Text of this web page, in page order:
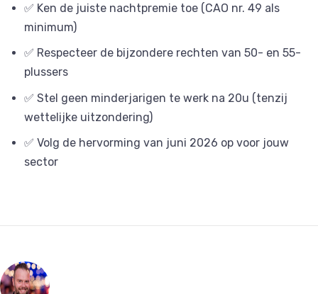
✅ Ken de juiste nachtpremie toe (CAO nr. 49 als
minimum)
✅ Respecteer de bijzondere rechten van 50- en 55-
plussers
✅ Stel geen minderjarigen te werk na 20u (tenzij
wettelijke uitzondering)
✅ Volg de hervorming van juni 2026 op voor jouw
sector